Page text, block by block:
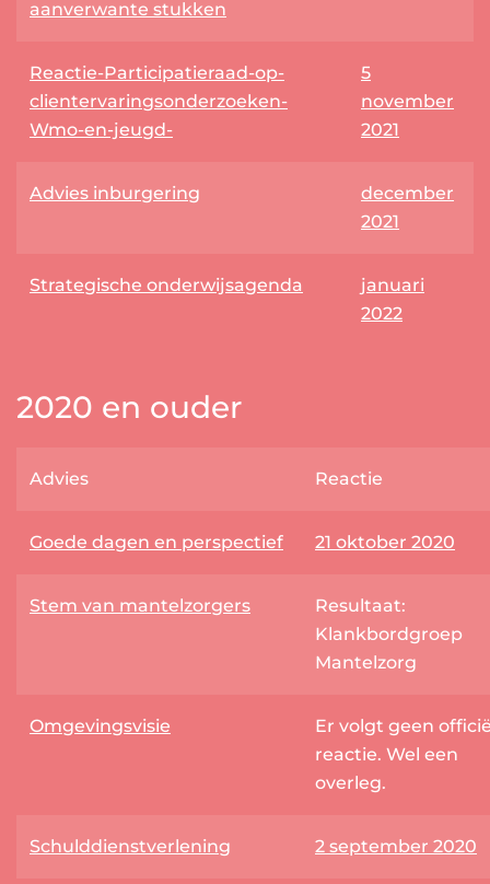
aanverwante stukken
Reactie-Participatieraad-op-
clientervaringsonderzoeken-
Wmo-en-jeugd-
5
november
2021
Advies inburgering
december
2021
Strategische onderwijsagenda
januari
2022
2020 en ouder
Advies Reactie
Goede dagen en perspectief 21 oktober 2020
Stem van mantelzorgers
Resultaat:
Klankbordgroep
Mantelzorg
Omgevingsvisie
Er volgt geen
reactie. Wel een
overleg.
Schulddienstverlening 2 september 2020